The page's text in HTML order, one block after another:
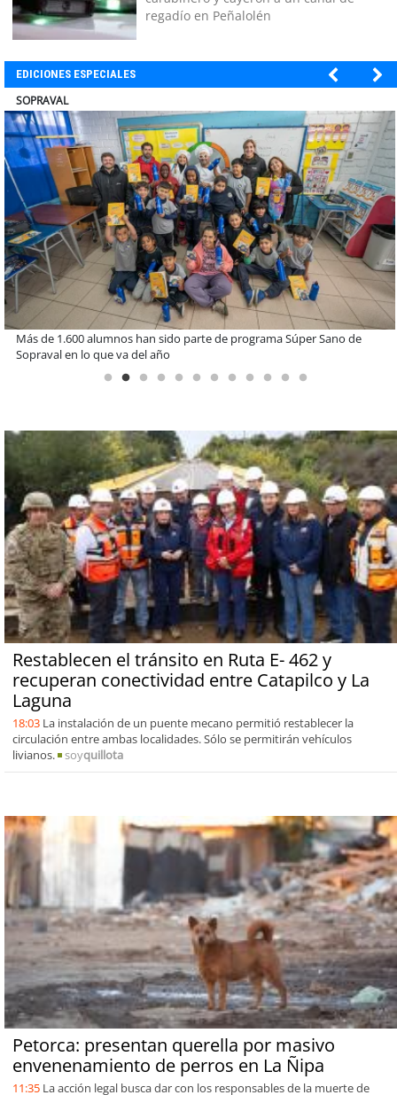
regadío en Peñalolén
EDICIONES ESPECIALES
ULTRAPORT
Estudiantes de la UCN desarrollan tecnología para modernizar la
operación de Ultraport Coquimbo
Restablecen el tránsito en Ruta E- 462 y
recuperan conectividad entre Catapilco y La
Laguna
18:03 La instalación de un puente mecano permitió restablecer la
circulación entre ambas localidades. Sólo se permitirán vehículos
livianos.
soyquillota
Petorca: presentan querella por masivo
envenenamiento de perros en La Ñipa
11:35 La acción legal busca dar con los responsables de la muerte de